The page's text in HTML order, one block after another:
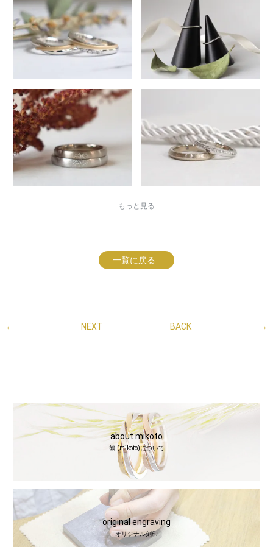
もっと見る
一覧に戻る
← NEXT →
BACK
about mikoto
鶴 (mikoto)について
original engraving
オリジナル刻印